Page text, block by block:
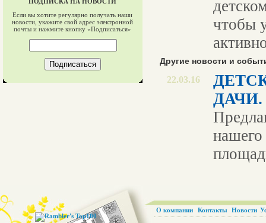
Если вы хотите регулярно получать наши
новости, укажите свой адрес электронной
почты и нажмите кнопку «Подписаться»
чтобы
Другие новости и
22.03.16
ДАЧИ.
нашего
О компании Контакты Новости